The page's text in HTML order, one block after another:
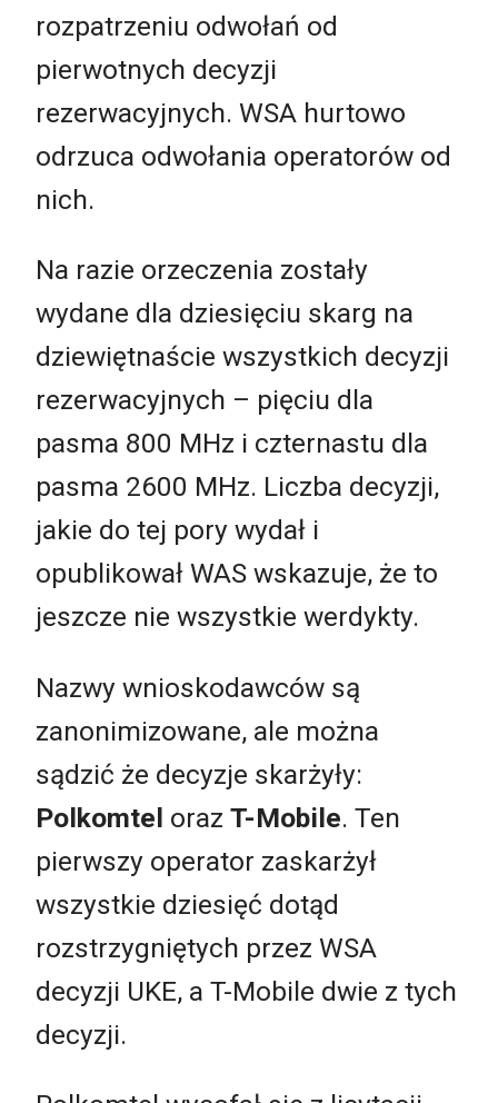
rozpatrzeniu odwołań od
pierwotnych decyzji
rezerwacyjnych. WSA hurtowo
odrzuca odwołania operatorów od
nich.
Na razie orzeczenia zostały
wydane dla dziesięciu skarg na
dziewiętnaście wszystkich decyzji
rezerwacyjnych – pięciu dla
pasma 800 MHz i czternastu dla
pasma 2600 MHz. Liczba decyzji,
jakie do tej pory wydał i
opublikował WAS wskazuje, że to
jeszcze nie wszystkie werdykty.
Nazwy wnioskodawców są
zanonimizowane, ale można
sądzić że decyzje skarżyły:
Polkomtel oraz T-Mobile. Ten
pierwszy operator zaskarżył
wszystkie dziesięć dotąd
rozstrzygniętych przez WSA
decyzji UKE, a T-Mobile dwie z tych
decyzji.